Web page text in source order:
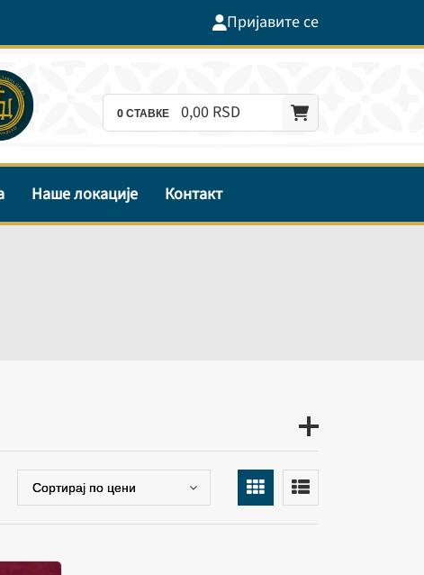
Пријавите се
0СТАВКЕ 0,00 RSD
Наше локације Контакт